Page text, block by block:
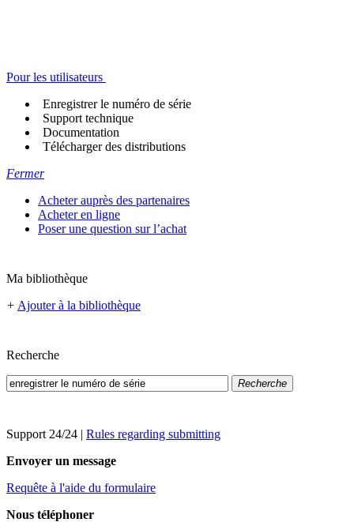
Pour les utilisateurs
Enregistrer le numéro de série
Support technique
Documentation
Télécharger des distributions
Fermer
Acheter auprès des partenaires
Acheter en ligne
Poser une question sur l’achat
Ma bibliothèque
+ Ajouter à la bibliothèque
Recherche
Recherche
Support 24/24 | Rules regarding submitting
Envoyer un message
Requête à l'aide du formulaire
Nous téléphoner